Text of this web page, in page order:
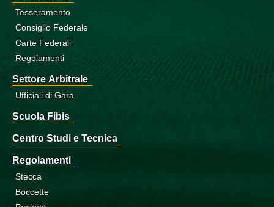
Tesseramento
Consiglio Federale
Carte Federali
Regolamenti
Settore Arbitrale
Ufficiali di Gara
Scuola Fibis
Centro Studi e Tecnica
Regolamenti
Stecca
Boccette